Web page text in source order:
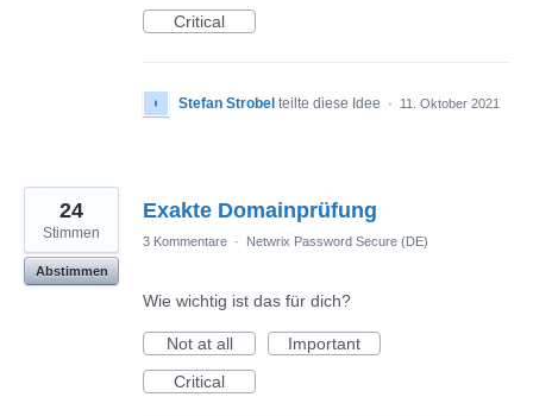
Critical
Stefan Strobel teilte diese Idee · 11. Oktober 2021
Exakte Domainprüfung
24
Stimmen
Abstimmen
3 Kommentare · Netwrix Password Secure (DE)
Wie wichtig ist das für dich?
Not at all
Important
Critical